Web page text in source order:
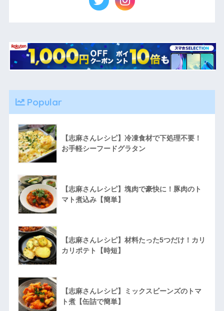
Popular
【志麻さんレシピ】冷凍食材で下処理不要！
お手軽シーフードグラタン
【志麻さんレシピ】塊肉で豪快に！豚肉のト
マト煮込み【簡単】
【志麻さんレシピ】材料たった5つだけ！カリ
カリポテト【時短】
【志麻さんレシピ】ミックスビーンズのトマ
ト煮【缶詰で簡単】